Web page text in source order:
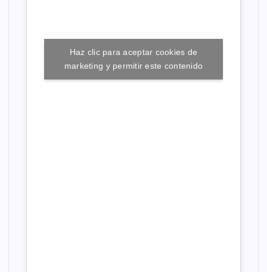
a
s
Haz clic para aceptar cookies de
marketing y permitir este contenido